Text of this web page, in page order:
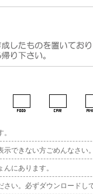
示できない方ごめんなさい
にあります。
さい。必ずダウンロードし